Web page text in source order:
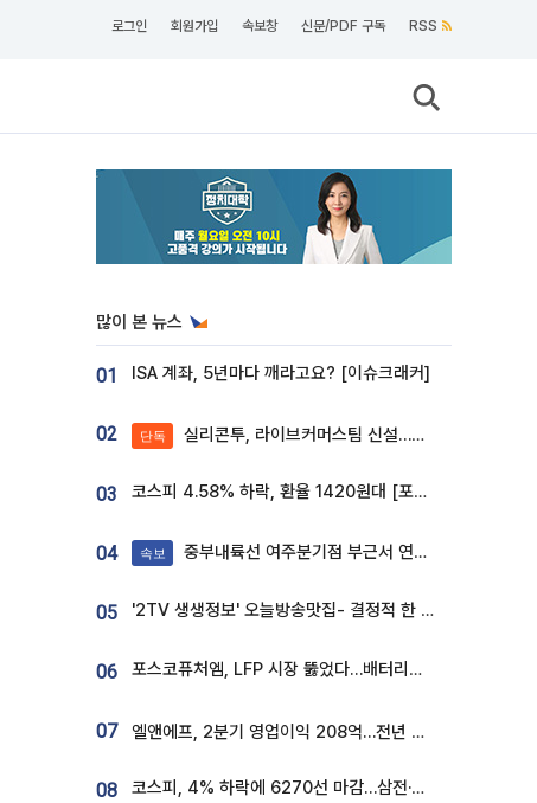
로그인 회원가입 속보창 신문/PDF 구독 RSS
많이 본 뉴스
01 ISA 계좌, 5년마다 깨라고요? [이슈크래커]
02 단독 실리콘투, 라이브커머스팀 신설…K뷰티 ‘글로벌 판매망’ 확대[K뷰티 라방戰]
03 코스피 4.58% 하락, 환율 1420원대 [포토]
04 속보 중부내륙선 여주분기점 부근서 연이은 추돌사고 발생
05 '2TV 생생정보' 오늘방송맛집- 결정적 한 수, 3종 메밀면! 메밀 소바 맛집 '의○○○○'
06 포스코퓨처엠, LFP 시장 뚫었다…배터리사와 대규모 장기 공급 합의
07 엘앤에프, 2분기 영업이익 208억…전년 比 흑자전환
08 코스피, 4% 하락에 6270선 마감…삼전·SK하닉 '와르르' 각각 6%·10%대 급락